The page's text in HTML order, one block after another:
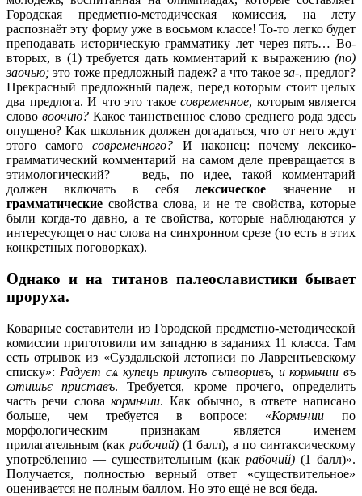
Городская предметно-методическая комиссия, на лету
распознаёт эту форму уже в восьмом классе! То-то легко будет
преподавать историческую грамматику лет через пять… Во-
вторых, в (1) требуется дать комментарий к выражению (по)
заочью; это тоже предложный падеж? а что такоеза-, предлог?
Прекрасный предложный падеж, перед которым стоит целых
два предлога. И что это такое современное, которым является
слово воочию? Какое таинственное слово среднего рода здесь
опущено? Как школьник должен догадаться, что от него ждут
этого самогосовременного? И наконец: почему лексико-
грамматический комментарий на самом деле превращается в
этимологический? — ведь, по идее, такой комментарий
должен включать в себялексическое значение и
грамматические свойства слова, и не те свойства, которые
были когда-то давно, а те свойства, которые наблюдаются у
интересующего нас слова на синхронном срезе (то есть в этих
конкретных поговорках).
Однако и на титанов палеославистики бывает
проруха.
Коварные составители из Городской предметно-методической
комиссии приготовили им западню в заданиях 11 класса. Там
есть отрывок из «Суздальской летописи по Лаврентьевскому
списку»: Радуєт сѧ купець прикупъ сътворивъ, и кормьчии въ
ωтишьє приставъ. Требуется, кроме прочего, определить
часть речи словакормьчии. Как обычно, в ответе написано
больше, чем требуется в вопросе: «Кормьчии по
морфологическим признакам является именем
прилагательным (как рабочий)(1 балл), а по синтаксическому
употреблению — существительным (как рабочий) (1 балл)».
Получается, полностью верный ответ «существительное»
оценивается не полным баллом. Но это ещё не вся беда.